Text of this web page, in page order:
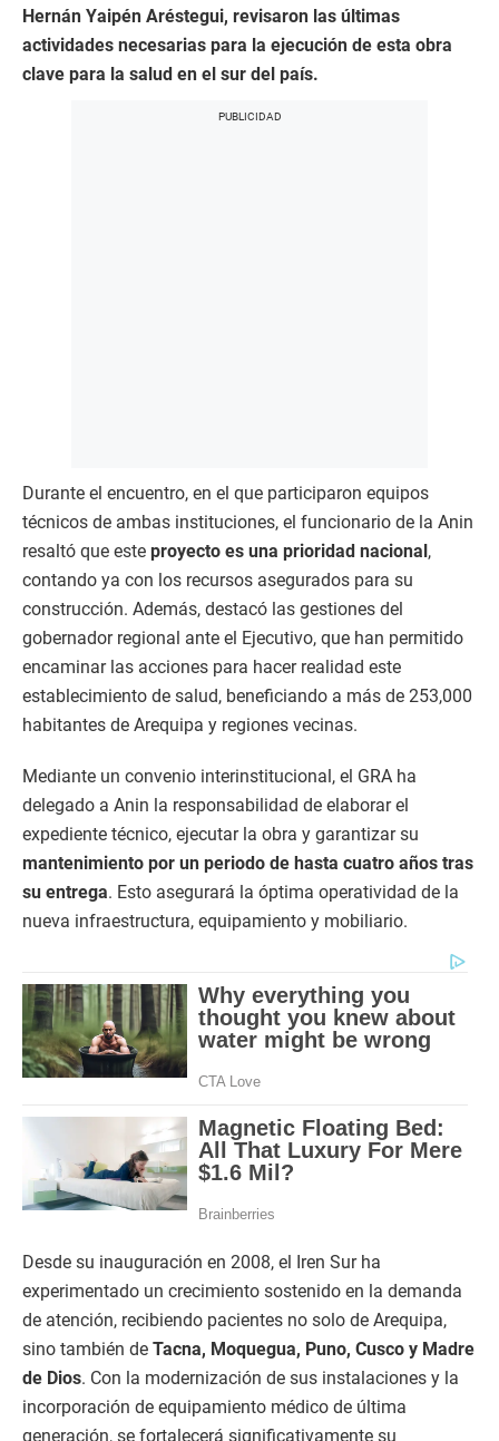
Hernán Yaipén Aréstegui, revisaron las últimas
actividades necesarias para la ejecución de esta obra
clave para la salud en el sur del país.
Durante el encuentro, en el que participaron equipos
técnicos de ambas instituciones, el funcionario de la Anin
resaltó que este proyecto es una prioridad nacional ,
contando ya con los recursos asegurados para su
construcción. Además, destacó las gestiones del
gobernador regional ante el Ejecutivo, que han permitido
encaminar las acciones para hacer realidad este
establecimiento de salud, beneficiando a más de 253,000
habitantes de Arequipa y regiones vecinas.
Mediante un convenio interinstitucional, el GRA ha
delegado a Anin la responsabilidad de elaborar el
expediente técnico, ejecutar la obra y garantizar su
mantenimiento por un periodo de hasta cuatro años tras
su entrega. Esto asegurará la óptima operatividad de la
nueva infraestructura, equipamiento y mobiliario.
Desde su inauguración en 2008, el Iren Sur ha
experimentado un crecimiento sostenido en la demanda
de atención, recibiendo pacientes no solo de Arequipa,
sino también de Tacna, Moquegua, Puno, Cusco y Madre
de Dios. Con la modernización de sus instalaciones y la
incorporación de equipamiento médico de última
generación, se fortalecerá significativamente su